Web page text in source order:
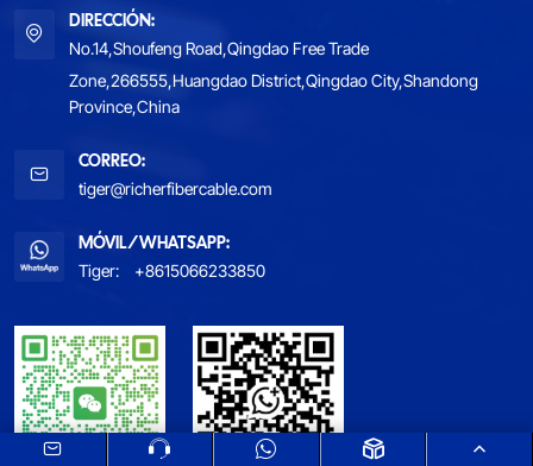
DIRECCIÓN:
No.14,Shoufeng Road,Qingdao Free Trade
Zone,266555,Huangdao District,Qingdao City,Shandong
Province,China
CORREO:
tiger@richerfibercable.com
MÓVIL/WHATSAPP:
Tiger:
+8615066233850